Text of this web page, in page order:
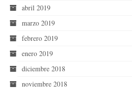
abril 2019
marzo 2019
febrero 2019
enero 2019
diciembre 2018
noviembre 2018